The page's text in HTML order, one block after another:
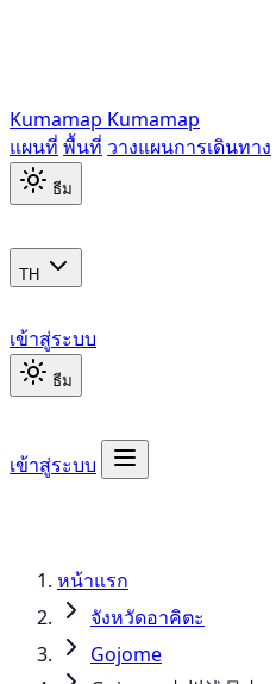
Kumamap Kumamap
แผนที่ พื้นที่ วางแผนการเดินทาง
ธีม
TH
เข้าสู่ระบบ
ธีม
เข้าสู่ระบบ
หน้าแรก
จังหวัดอาคิตะ
Gojome